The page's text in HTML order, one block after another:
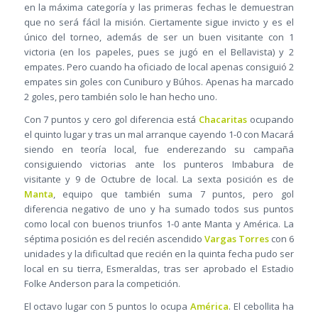
en la máxima categoría y las primeras fechas le demuestran
que no será fácil la misión. Ciertamente sigue invicto y es el
único del torneo, además de ser un buen visitante con 1
victoria (en los papeles, pues se jugó en el Bellavista) y 2
empates. Pero cuando ha oficiado de local apenas consiguió 2
empates sin goles con Cuniburo y Búhos. Apenas ha marcado
2 goles, pero también solo le han hecho uno.
Con 7 puntos y cero gol diferencia está Chacaritasocupando
el quinto lugar y tras un mal arranque cayendo 1-0 con Macará
siendo en teoría local, fue enderezando su campaña
consiguiendo victorias ante los punteros Imbabura de
visitante y 9 de Octubre de local. La sexta posición es de
Manta, equipo que también suma 7 puntos, pero gol
diferencia negativo de uno y ha sumado todos sus puntos
como local con buenos triunfos 1-0 ante Manta y América. La
séptima posición es del recién ascendido Vargas Torrescon 6
unidades y la dificultad que recién en la quinta fecha pudo ser
local en su tierra, Esmeraldas, tras ser aprobado el Estadio
Folke Anderson para la competición.
El octavo lugar con 5 puntos lo ocupa América. El cebollita ha